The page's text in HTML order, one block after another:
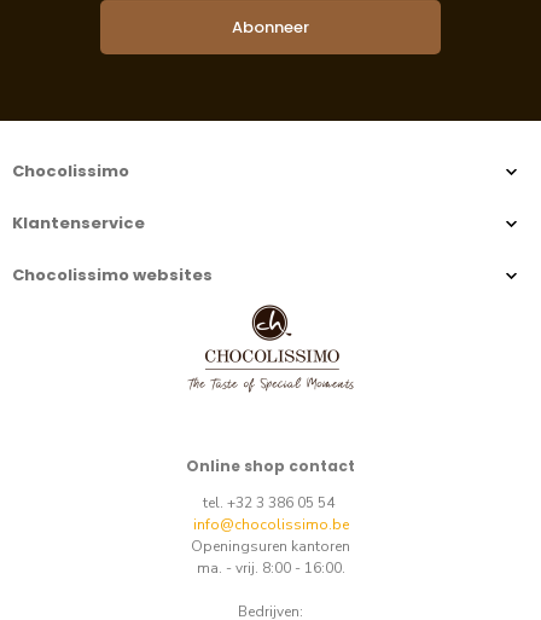
Abonneer
Chocolissimo
Klantenservice
Chocolissimo websites
Online shop contact
tel. +32 3 386 05 54
info@chocolissimo.be
Openingsuren kantoren
ma. - vrij. 8:00 - 16:00.
Bedrijven: